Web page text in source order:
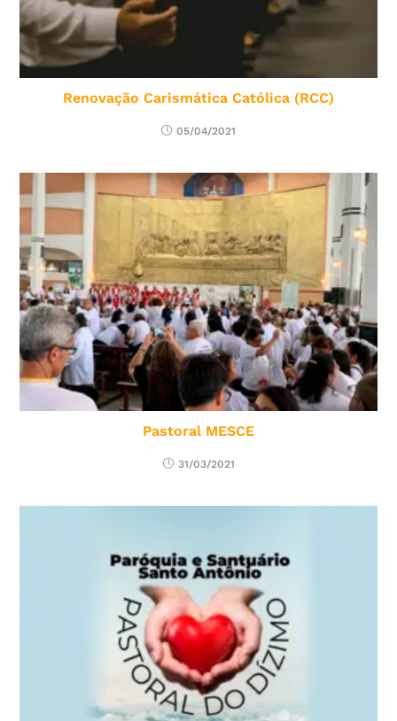
Renovação Carismática Católica (RCC)
05/04/2021
Pastoral MESCE
31/03/2021